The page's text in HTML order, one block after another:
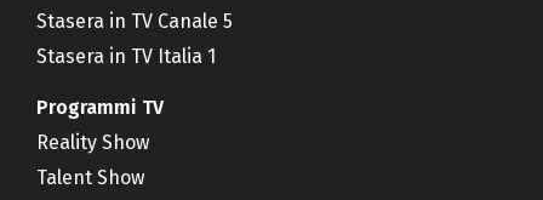
Stasera in TV Canale 5
Stasera in TV Italia 1
Programmi TV
Reality Show
Talent Show